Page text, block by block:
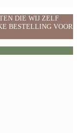
DIE WIJ ZELF
BESTELLING VOOR